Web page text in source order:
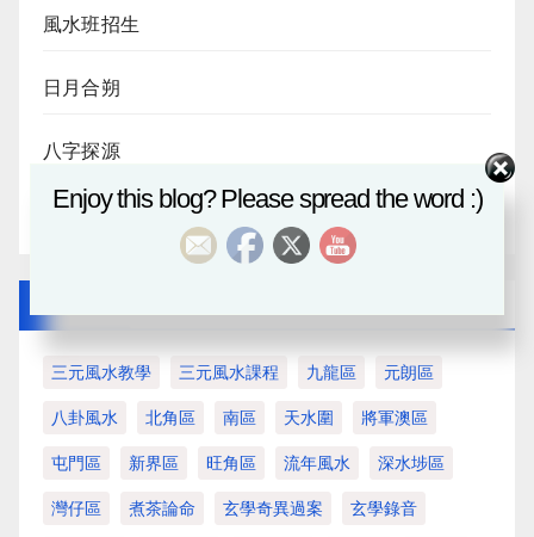
風水班招生
日月合朔
八字探源
血月
三元風水教學 三元風水課程 九龍區 元朗區
八卦風水 北角區 南區 天水圍 將軍澳區
屯門區 新界區 旺角區 流年風水 深水埗區
灣仔區 煮茶論命 玄學奇異過案 玄學錄音
Enjoy this blog? Please spread the word :)